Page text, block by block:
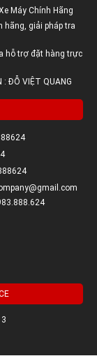
Máy Chính Hãng
hãng, giải pháp tra
hỗ trợ đặt hàng trực
: ĐỖ VIỆT QUANG